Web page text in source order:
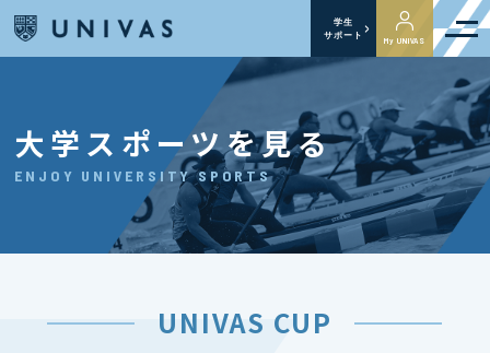
学生
サポート
My UNIVAS
大学スポーツを見る
ENJOY UNIVERSITY SPORTS
UNIVAS CUP